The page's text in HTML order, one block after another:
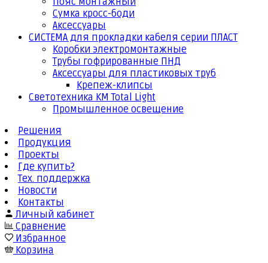
Сумка кросс-боди
Аксессуары
СИСТЕМА для прокладки кабеля серии ПЛАСТ
Коробки электромонтажные
Трубы гофрированные ПНД
Аксессуары для пластиковых труб
Крепеж-клипсы
Светотехника КМ Total Light
Промышленное освещение
Решения
Продукция
Проекты
Где купить?
Тех. поддержка
Новости
Контакты
Личный кабинет
Сравнение
Избранное
Корзина